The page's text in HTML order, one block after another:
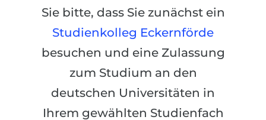
Holland-Test
Interessenkarte-Test
RIASEC-Test
zu
100%
BEWERBEN AUS …
Russland
Ukraine
Kasachstan
Aserbaidschan
Armenien
Sie bitte, dass Sie zunächst ein
Studienkolleg Eckernförde
besuchen und eine Zulassung
zum Studium an den
deutschen Universitäten in
Ihrem gewählten Studienfach